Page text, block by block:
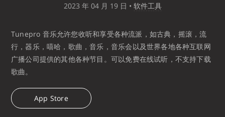
2023 年 04 月 19 日 • 软件工具
Tunepro 音乐允许您收听和享受各种流派，如古典，摇滚，流
行，器乐，嘻哈，歌曲，音乐，音乐会以及世界各地各种互联网
广播公司提供的其他各种节目。可以免费在线试听，不支持下载
歌曲。
App Store